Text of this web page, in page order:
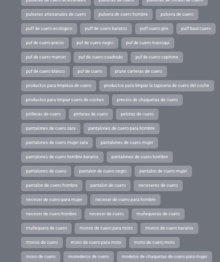
pulseras artesanales de cuero pulsera de cuero hombre pulsera de cuero
puff de cuero ecologico puff de cuero baratos puff cuero gris puff baul cuero
puf de cuero precio puf de cuero negro puf de cuero marroqui
puf de cuero marron puf de cuero cuadrado puf de cuero capitone
puf de cuero blanco puf de cuero prune carteras de cuero
productos para limpieza de cuero productos para limpiar la tapiceria de cuero del coche
productos para limpiar cuero de coches precios de chaquetas de cuero
pitilleras de cuero pinturas de cuero pelotas de cuero
pantalones de cuero zara pantalones de cuero para hombre
pantalones de cuero mujer zara pantalones de cuero mujer
pantalones de cuero hombre baratos pantalones de cuero hombre
pantalones de cuero pantalon de cuero negro pantalon de cuero mujer
pantalon de cuero hombre pantalon de cuero neceseres de cuero
neceser de cuero para mujer neceser de cuero para hombre
neceser de cuero hombre neceser de cuero muñequeras de cuero
muñequera de cuero monos de cuero para moto monos de cuero baratos
monos de cuero mono de cuero para moto mono de cuero moto
mono de cuero monederos de cuero modelos de chaquetas de cuero para mujer